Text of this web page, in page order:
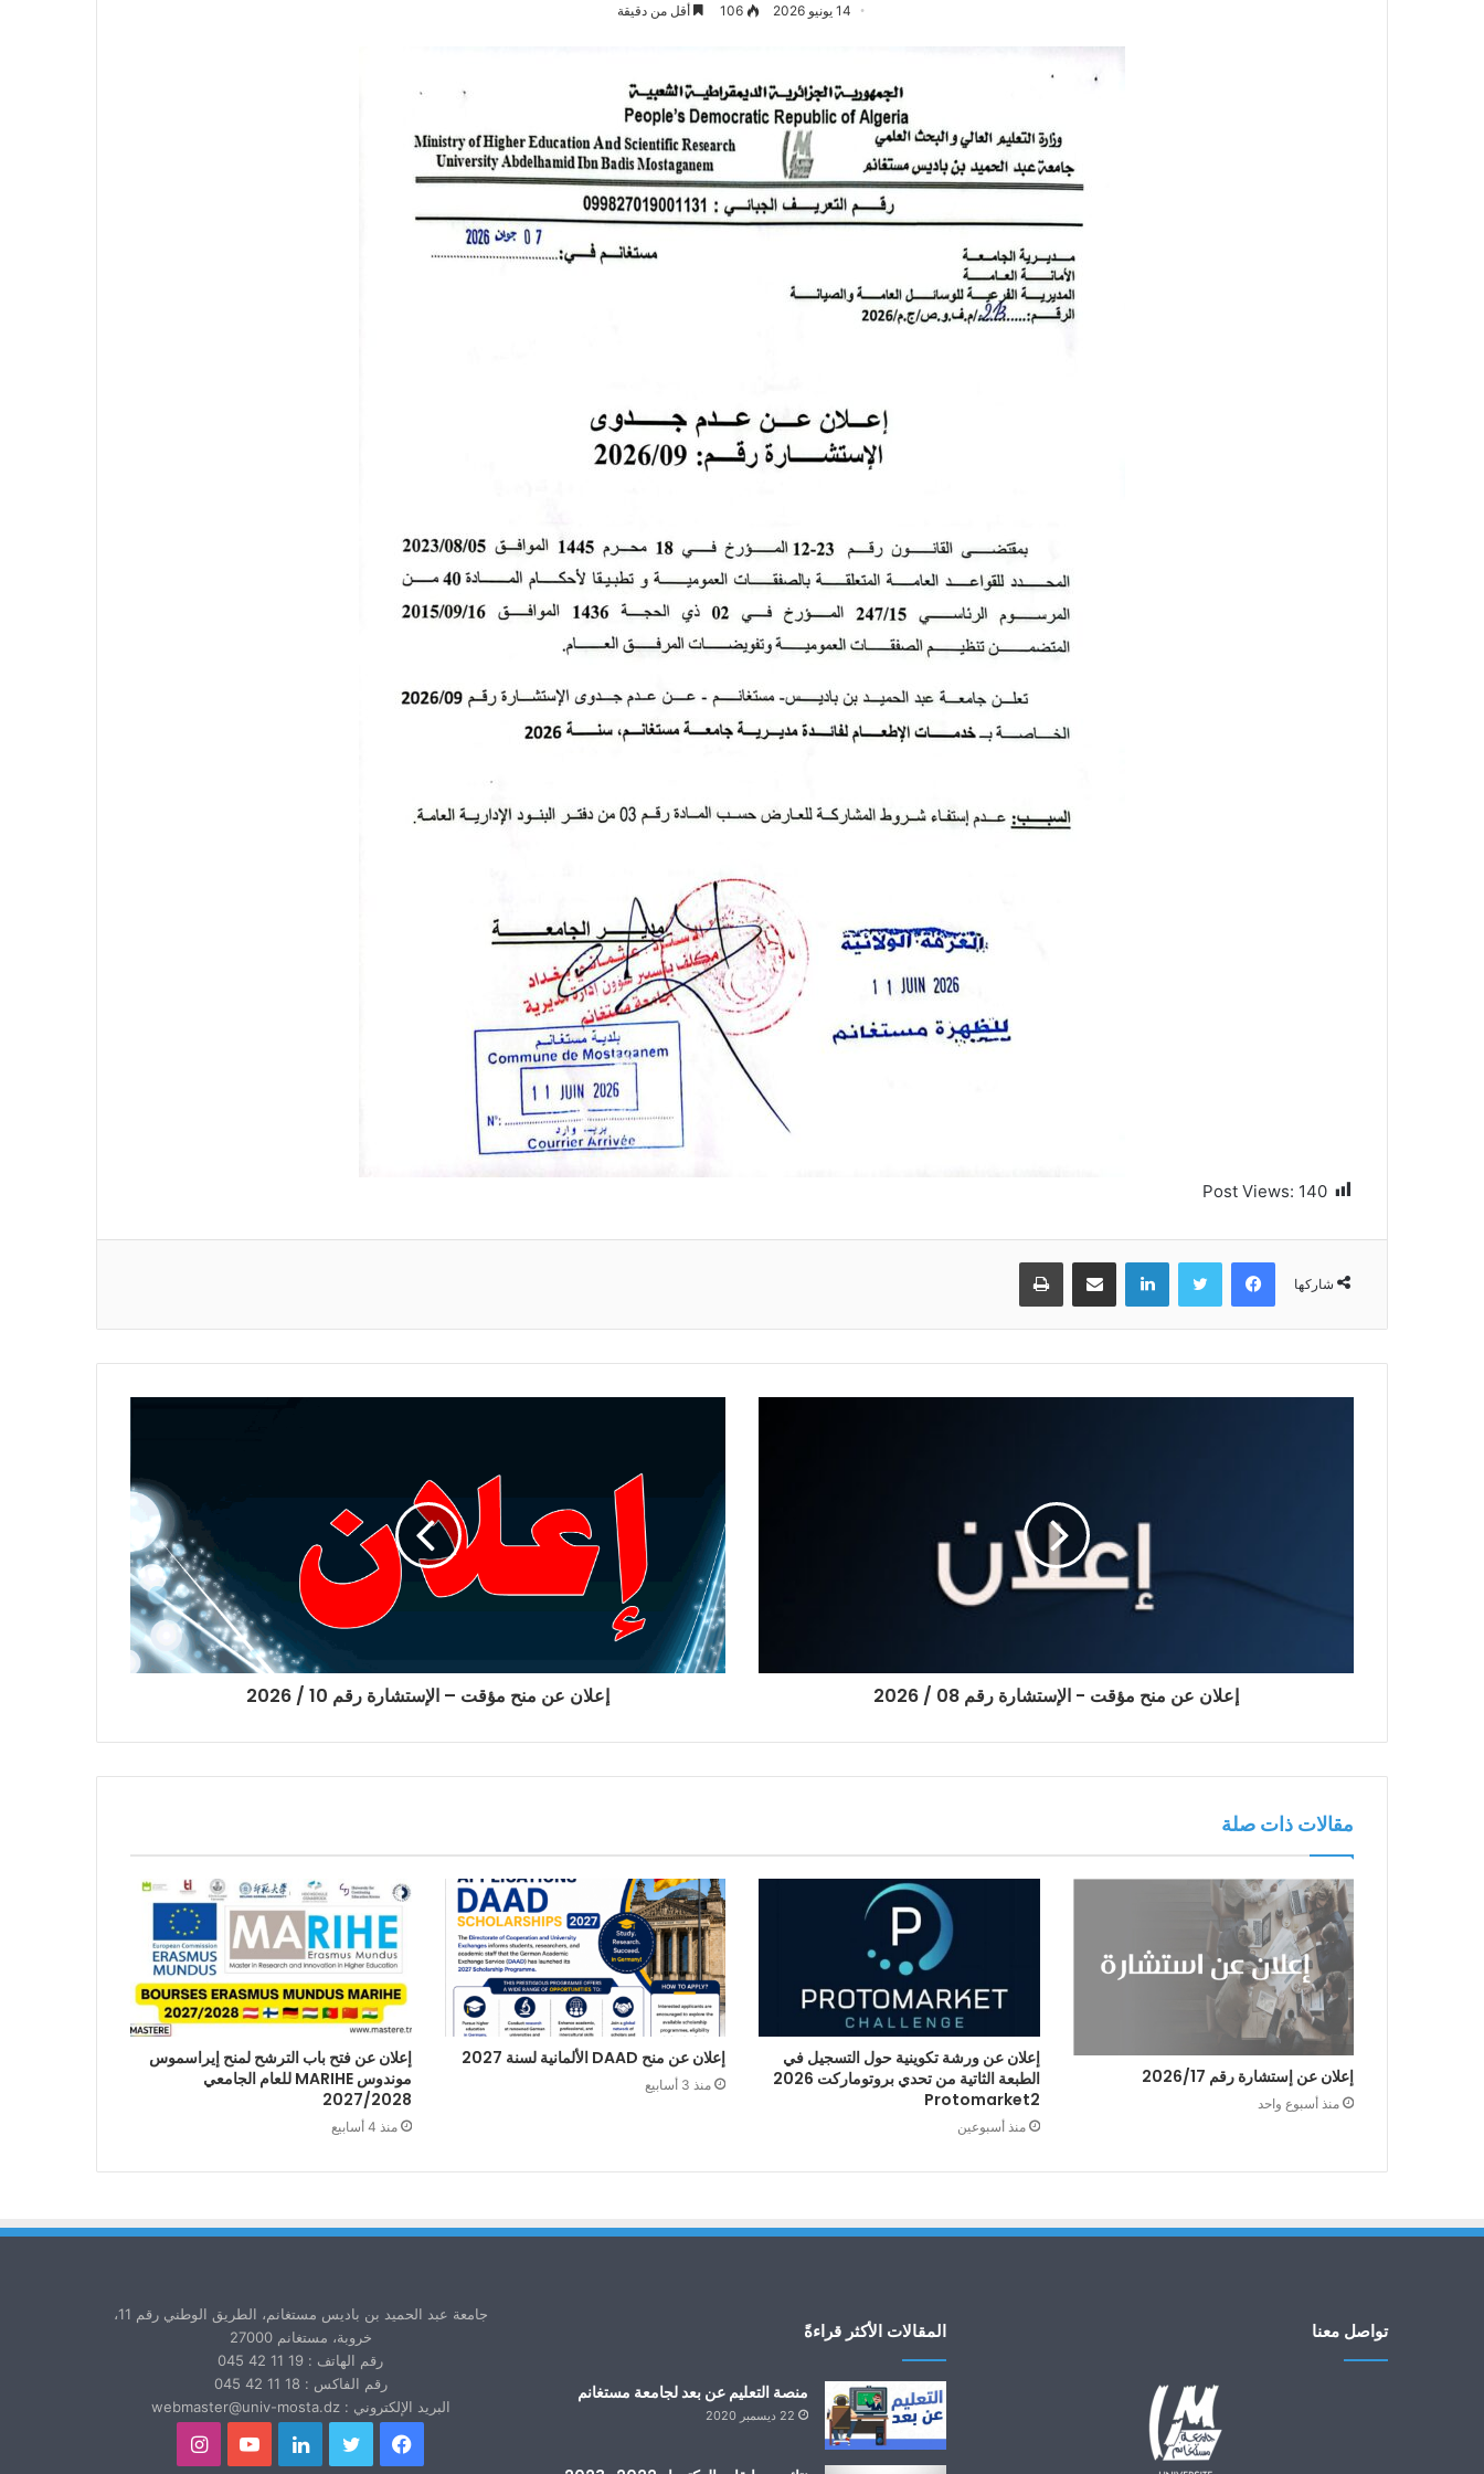
14 يونيو 2026 106 أقل من دقيقة
Post Views: 140
شاركها
فيسبوك تويتر لينكدإن مشاركة عبر البريد طباعة
إعلان عن منح مؤقت - الإستشارة رقم 08 / 2026 إعلان عن منح مؤقت – الإستشارة رقم 10 / 2026
مقالات ذات صلة
إعلان عن إستشارة رقم 2026/17
منذ أسبوع واحد
إعلان عن ورشة تكوينية حول التسجيل في
الطبعة الثاتية من تحدي بروتوماركت 2026
Protomarket2
منذ أسبوعين
إعلان عن منح DAAD الألمانية لسنة 2027
منذ 3 أسابيع
إعلان عن فتح باب الترشح لمنح إيراسموس
موندوس MARIHE للعام الجامعي
2027/2028
منذ 4 أسابيع
تواصل معنا المقالات الأكثر قراءةً
منصة التعليم عن بعد لجامعة مستغانم
22 ديسمبر 2020
جامعة عبد الحميد بن باديس مستغانم، الطريق الوطني رقم 11،
خروبة، مستغانم 27000
رقم الهاتف : 19 11 42 045
رقم الفاكس : 18 11 42 045
البريد الإلكتروني : webmaster@univ-mosta.dz
فيسبوك تويتر لينكدإنيوتيوبانستقرام